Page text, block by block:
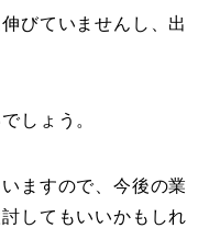
びていませんし、出
しょう。
ますので、今後の業
してもいいかもしれ